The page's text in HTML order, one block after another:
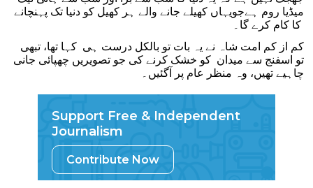
میڈیا روم ہےجویہاں کھیلے جانے والے ہر کھیل کو دنیا تک پہنچانے
کا کام کرے گا۔
کم از کم امت شاہ نے یہ بات تو بالکل درست ہی کہا تھا، تبھی
تو اسفنج سے میدان کو خشک کرنے کی جو تصویریں چھپائی جانی
چاہیے تھیں، وہ منظر عام پر آگئیں۔
Support Free & Independent
Journalism
Contribute Now